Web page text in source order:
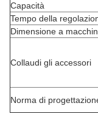
Capacità
Tempo della
Dimensione a
Collaudi gli accessori
Norma di